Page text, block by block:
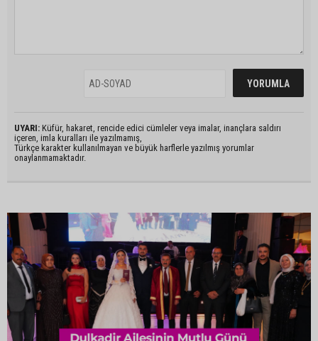
UYARI: Küfür, hakaret, rencide edici cümleler veya imalar, inançlara saldırı
içeren, imla kuralları ile yazılmamış,
Türkçe karakter kullanılmayan ve büyük harflerle yazılmış yorumlar
onaylanmamaktadır.